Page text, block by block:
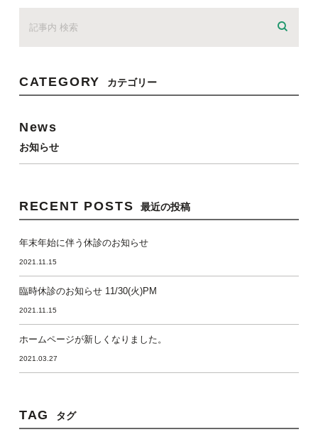
CATEGORY カテゴリー
News
お知らせ
RECENT POSTS 最近の投稿
年末年始に伴う休診のお知らせ
2021.11.15
臨時休診のお知らせ 11/30(火)PM
2021.11.15
ホームページが新しくなりました。
2021.03.27
TAG タグ